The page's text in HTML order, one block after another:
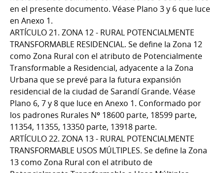
en el presente documento. Véase Plano 3 y 6 que luce
en Anexo 1.
ARTÍCULO 21. ZONA 12 - RURAL POTENCIALMENTE
TRANSFORMABLE RESIDENCIAL. Se define la Zona 12
como Zona Rural con el atributo de Potencialmente
Transformable a Residencial, adyacente a la Zona
Urbana que se prevé para la futura expansión
residencial de la ciudad de Sarandí Grande. Véase
Plano 6, 7 y 8 que luce en Anexo 1. Conformado por
los padrones Rurales Nº 18600 parte, 18599 parte,
11354, 11355, 13350 parte, 13918 parte.
ARTÍCULO 22. ZONA 13 - RURAL POTENCIALMENTE
TRANSFORMABLE USOS MÚLTIPLES. Se define la Zona
13 como Zona Rural con el atributo de